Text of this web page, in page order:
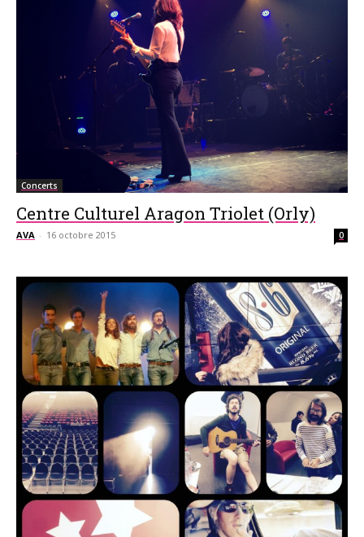
Concerts
Centre Culturel Aragon Triolet (Orly)
AVA - 16 octobre 2015 0